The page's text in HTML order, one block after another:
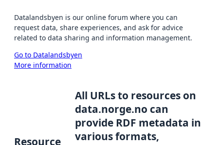
Datalandsbyen is our online forum where you can
request data, share experiences, and ask for advice
related to data sharing and information management.
Go to Datalandsbyen
More information
Resource
All URLs to resources on
data.norge.no can
provide RDF metadata in
various formats,